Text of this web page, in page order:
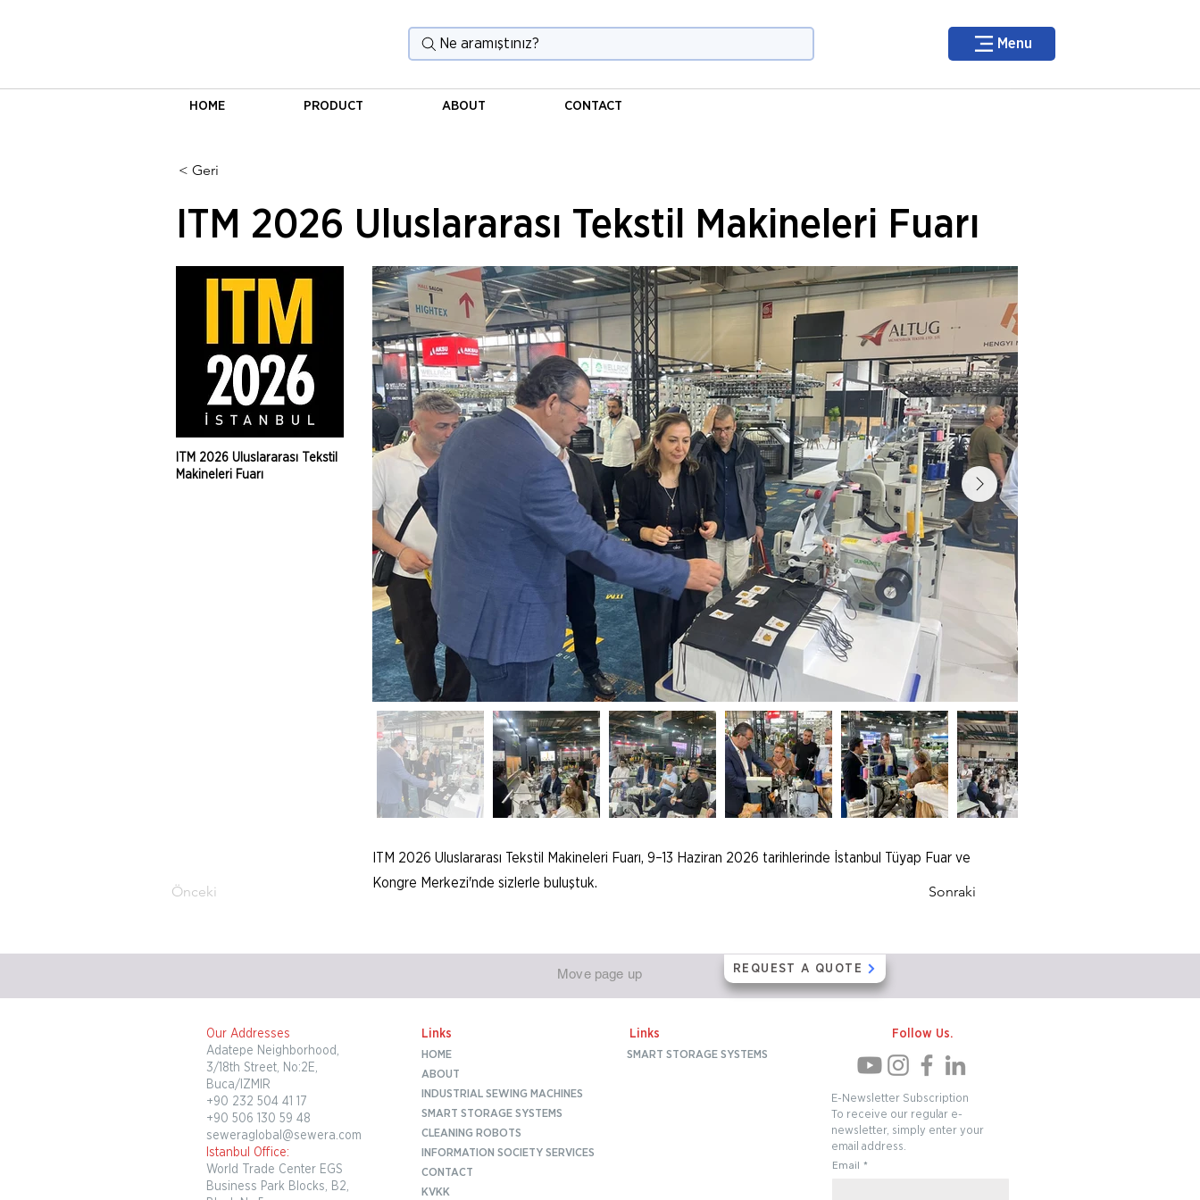
Ne aramıştınız? Menu
HOME PRODUCT ABOUT CONTACT
< Geri
ITM 2026 Uluslararası Tekstil Makineleri Fuarı
ITM 2026 Uluslararası Tekstil
Makineleri Fuarı
Önceki
ITM 2026 Uluslararası Tekstil Makineleri Fuarı, 9–13 Haziran 2026 tarihlerinde İstanbul Tüyap Fuar ve
Kongre Merkezi'nde sizlerle buluştuk.
Sonraki
Move page up REQUEST A QUOTE
Our Addresses
Adatepe Neighborhood,
3/18th Street, No:2E,
Buca/IZMIR
+90 232 504 41 17
+90 506 130 59 48
seweraglobal@sewera.com
Istanbul Office:
World Trade Center EGS
Business Park Blocks, B2,
Links
HOME
ABOUT
INDUSTRIAL SEWING MACHINES
SMART STORAGE SYSTEMS
CLEANING ROBOTS
INFORMATION SOCIETY SERVICES
CONTACT
KVKK
Links
SMART STORAGE SYSTEMS
Follow Us.
E-Newsletter Subscription
To receive our regular e-
newsletter, simply enter your
email address.
Email *